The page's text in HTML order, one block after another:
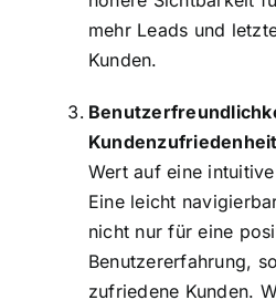
mehr Leads und
Kunden.
Wert auf eine
Eine leicht
nicht nur für eine
Benutzererfahrung,
zufriedene Kunden.